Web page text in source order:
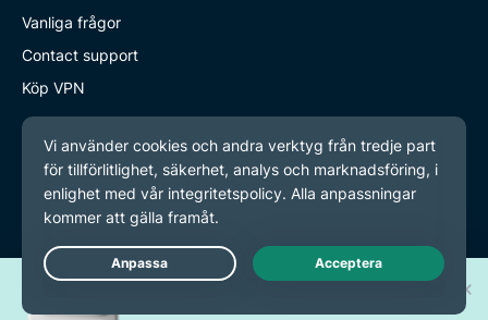
Vanliga frågor
Contact support
Köp VPN
Learn More
Lär dig mer
Vad är VPN?
Vad är min IP?
Dölj min IP
Blog
Live Chat
Vinn en av 30 nya